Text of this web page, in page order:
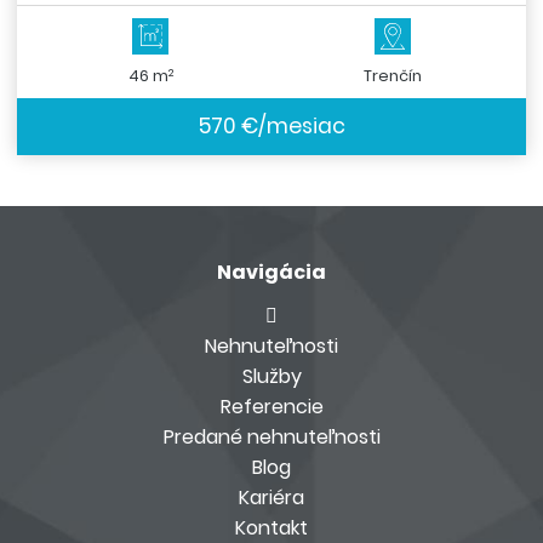
46 m2 Trenčín
570 €/mesiac
Navigácia
Nehnuteľnosti
Služby
Referencie
Predané nehnuteľnosti
Blog
Kariéra
Kontakt